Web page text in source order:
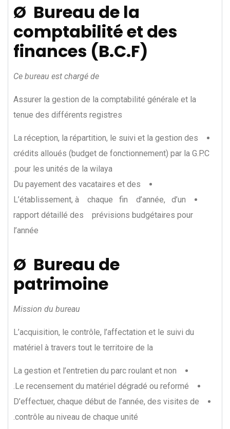
Ø Bureau de la
comptabilité et des
finances (B.C.F)
Ce bureau est chargé de
Assurer la gestion de la comptabilité générale et la
tenue des différents registres
La réception, la répartition, le suivi et la gestion des
crédits alloués (budget de fonctionnement) par la G.P.C
pour les unités de la wilaya.
Du payement des vacataires et des
L’établissement, à chaque fin d’année, d’un
rapport détaillé des prévisions budgétaires pour
l’année
Ø Bureau de
patrimoine
Mission du bureau
L’acquisition, le contrôle, l’affectation et le suivi du
matériel à travers tout le territoire de la
La gestion et l’entretien du parc roulant et non
Le recensement du matériel dégradé ou reformé.
D’effectuer, chaque début de l’année, des visites de
contrôle au niveau de chaque unité.